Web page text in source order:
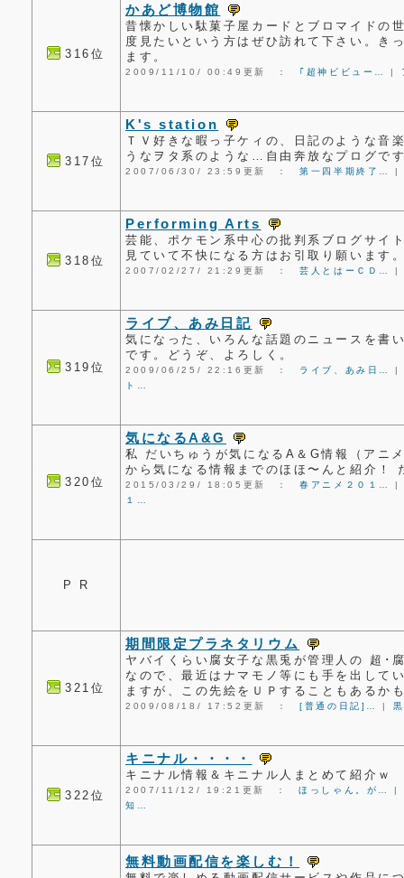
316位
かあど博物館
昔懐かしい駄菓子屋カードとブロマイドの
度見たいという方はぜひ訪れて下さい。き
ます。
2009/11/10/ 00:49更新 ： ｢超神ビビュー… |
317位
K's station
ＴＶ好きな暇っ子ケィの、日記のような音
うなヲタ系のような…自由奔放なプログで
2007/06/30/ 23:59更新 ：第一四半期終了…
318位
Performing Arts
芸能、ポケモン系中心の批判系ブログサイ
見ていて不快になる方はお引取り願います
2007/02/27/ 21:29更新 ：芸人とはーＣＤ…
319位
ライブ、あみ日記
気になった、いろんな話題のニュースを書
です。どうぞ、よろしく。
2009/06/25/ 22:16更新 ： ライブ、あみ日…
ト…
320位
気になるA&G
私 だいちゅうが気になるA＆G情報（アニ
から気になる情報までのほほ〜んと紹介！
2015/03/29/ 18:05更新 ：春アニメ２０１…
１…
P R
321位
期間限定プラネタリウム
ヤバイくらい腐女子な黒兎が管理人の 超･
なので、最近はナマモノ等にも手を出して
ますが、この先絵をＵＰすることもあるか
2009/08/18/ 17:52更新 ：[普通の日記]… |
322位
キニナル・・・・
キニナル情報＆キニナル人まとめて紹介ｗ
2007/11/12/ 19:21更新 ：ほっしゃん。が…
|
知…
無料動画配信を楽しむ！